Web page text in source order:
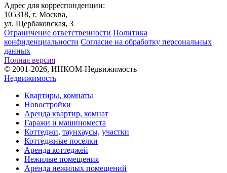
Адрес для корреспонденции:
105318, г. Москва,
ул. Щербаковская, 3
Ограничение ответственности Политика
конфиденциальности Согласие на обработку персональных
данных
Полная версия
© 2001-2026, ИНКОМ-Недвижимость
Недвижимость
Квартиры, комнаты
Новостройки
Аренда квартир, комнат
Гаражи и машиноместа
Коттеджи, таунхаусы, участки
Коттеджные поселки
Аренда коттеджей
Нежилые помещения
Аренда нежилых помещений